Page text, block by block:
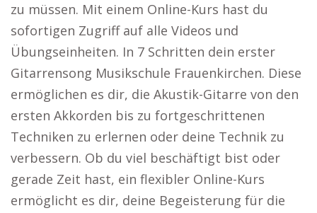
zu müssen. Mit einem Online-Kurs hast du
sofortigen Zugriff auf alle Videos und
Übungseinheiten. In 7 Schritten dein erster
Gitarrensong Musikschule Frauenkirchen. Diese
ermöglichen es dir, die Akustik-Gitarre von den
ersten Akkorden bis zu fortgeschrittenen
Techniken zu erlernen oder deine Technik zu
verbessern. Ob du viel beschäftigt bist oder
gerade Zeit hast, ein flexibler Online-Kurs
ermöglicht es dir, deine Begeisterung für die